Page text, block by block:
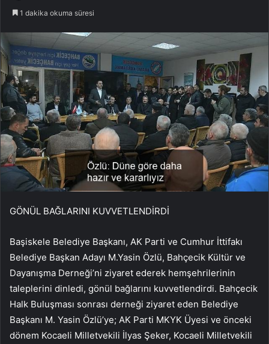
1 dakika okuma süresi
GÖNÜL BAĞLARINI KUVVETLENDİRDİ
Başiskele Belediye Başkanı, AK Parti ve Cumhur İttifakı
Belediye Başkan Adayı M.Yasin Özlü, Bahçecik Kültür ve
Dayanışma Derneği’ni ziyaret ederek hemşehrilerinin
taleplerini dinledi, gönül bağlarını kuvvetlendirdi. Bahçecik
Halk Buluşması sonrası derneği ziyaret eden Belediye
Başkanı M. Yasin Özlü’ye; AK Parti MKYK Üyesi ve önceki
dönem Kocaeli Milletvekili İlyas Şeker, Kocaeli Milletvekili